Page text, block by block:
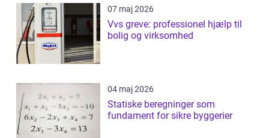
07 maj 2026
Vvs greve: professionel hjælp til
bolig og virksomhed
04 maj 2026
Statiske beregninger som
fundament for sikre byggerier